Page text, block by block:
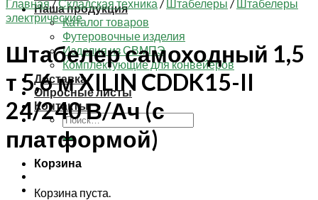
Наша продукция
Каталог товаров
Футеровочные изделия
Изделия из СВМПЭ
Комплектующие для конвейеров
Доставка
Опросные листы
Контакты
Искать:
Корзина
Корзина пуста.
Главная/Складская техника / Штабелеры / Штабелеры
электрические
Штабелер самоходный 1,5
т 5,6 м XILIN CDDK15-II
24/240 В/Ач (с
платформой)